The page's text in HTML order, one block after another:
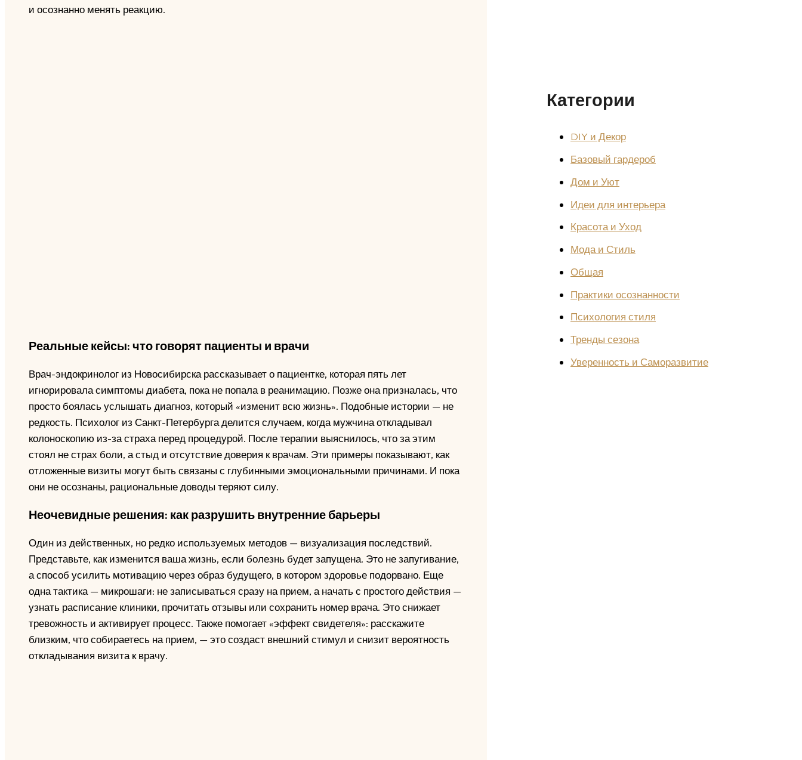
и осознанно менять реакцию.
Реальные кейсы: что говорят пациенты и врачи
Врач-эндокринолог из Новосибирска рассказывает о пациентке, которая пять лет
игнорировала симптомы диабета, пока не попала в реанимацию. Позже она призналась, что
просто боялась услышать диагноз, который «изменит всю жизнь». Подобные истории — не
редкость. Психолог из Санкт-Петербурга делится случаем, когда мужчина откладывал
колоноскопию из-за страха перед процедурой. После терапии выяснилось, что за этим
стоял не страх боли, а стыд и отсутствие доверия к врачам. Эти примеры показывают, как
отложенные визиты могут быть связаны с глубинными эмоциональными причинами. И пока
они не осознаны, рациональные доводы теряют силу.
Неочевидные решения: как разрушить внутренние барьеры
Один из действенных, но редко используемых методов — визуализация последствий.
Представьте, как изменится ваша жизнь, если болезнь будет запущена. Это не запугивание,
а способ усилить мотивацию через образ будущего, в котором здоровье подорвано. Еще
одна тактика — микрошаги: не записываться сразу на прием, а начать с простого действия —
узнать расписание клиники, прочитать отзывы или сохранить номер врача. Это снижает
тревожность и активирует процесс. Также помогает «эффект свидетеля»: расскажите
близким, что собираетесь на прием, — это создаст внешний стимул и снизит вероятность
откладывания визита к врачу.
Категории
DIY и Декор
Базовый гардероб
Дом и Уют
Идеи для интерьера
Красота и Уход
Мода и Стиль
Общая
Практики осознанности
Психология стиля
Тренды сезона
Уверенность и Саморазвитие